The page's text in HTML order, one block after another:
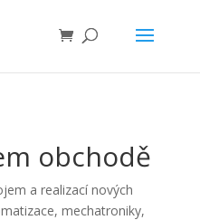
obchodě
a realizací nových
mechatroniky,